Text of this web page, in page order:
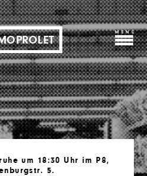
MENÜ
um 18:30 Uhr im P8,
5.